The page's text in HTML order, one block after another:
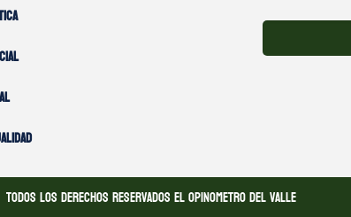
Todos los derechos reservados El opinometro del valle